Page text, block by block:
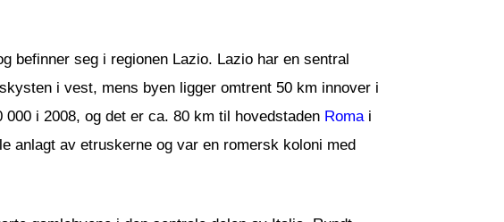
befinner seg i regionen Lazio. Lazio har en sentral
i vest, mens byen ligger omtrent 50 km innover i
i 2008, og det er ca. 80 km til hovedstaden Romai
anlagt av etruskerne og var en romersk koloni med